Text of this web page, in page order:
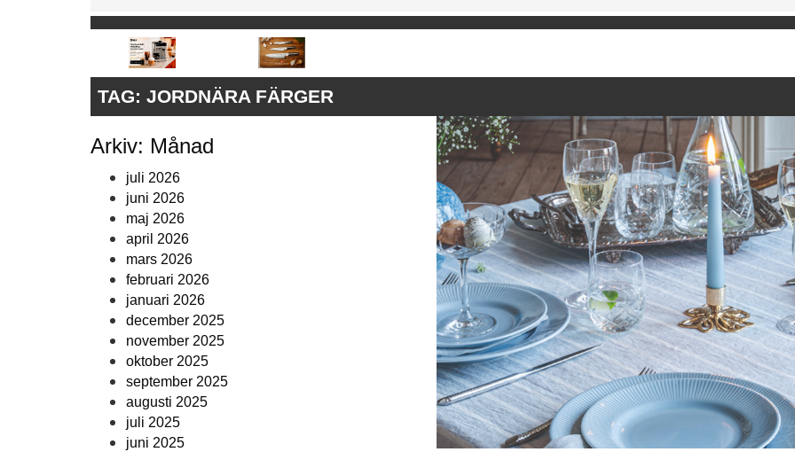
TAG: JORDNÄRA FÄRGER
Arkiv: Månad
juli 2026
juni 2026
maj 2026
april 2026
mars 2026
februari 2026
januari 2026
december 2025
november 2025
oktober 2025
september 2025
augusti 2025
juli 2025
juni 2025